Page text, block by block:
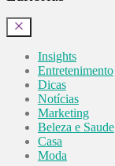
Insights
Entretenimento
Dicas
Notícias
Marketing
Beleza e Saude
Casa
Moda